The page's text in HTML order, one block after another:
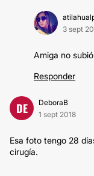
3 sept
Amiga no
Responder
DE
DeboraB
1 sept 2018
Esa foto tengo 28
cirugía.